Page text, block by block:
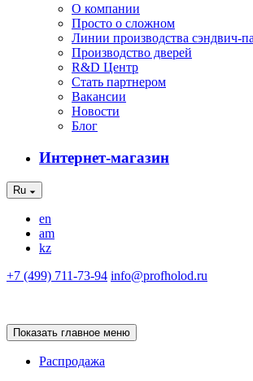
О компании
Просто о сложном
Линии производства сэндвич-
Производство дверей
R&D Центр
Стать партнером
Вакансии
Новости
Блог
Интернет-магазин
Ru
en
am
kz
+7 (499) 711-73-94 info@profholod.ru
Показать главное меню
Распродажа